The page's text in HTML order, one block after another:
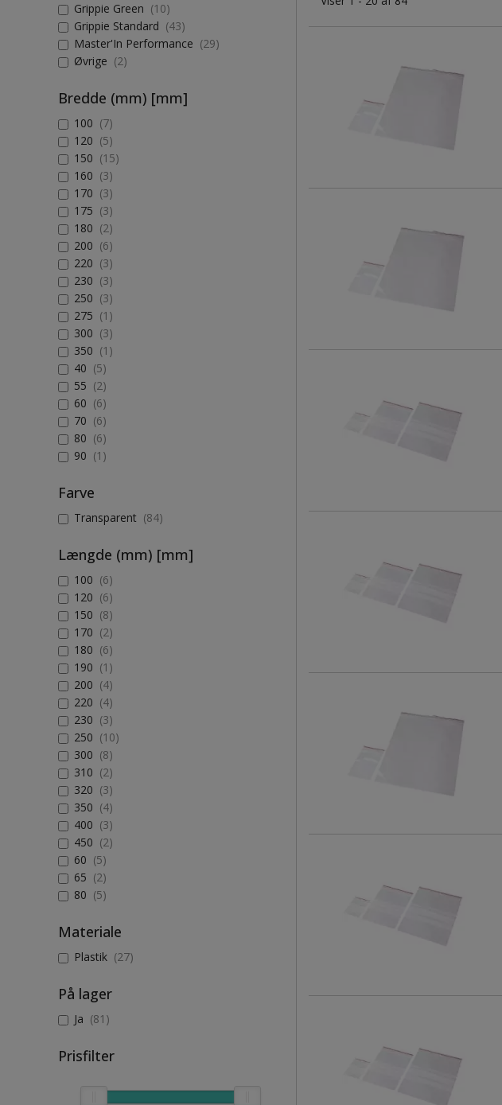
Grippie Green (10)
Grippie Standard (43)
Master'In Performance (29)
Øvrige (2)
Bredde (mm) [mm]
100 (7)
120 (5)
150 (15)
160 (3)
170 (3)
175 (3)
180 (2)
200 (6)
220 (3)
230 (3)
250 (3)
275 (1)
300 (3)
350 (1)
40 (5)
55 (2)
60 (6)
70 (6)
80 (6)
90 (1)
Farve
Transparent (84)
Længde (mm) [mm]
100 (6)
120 (6)
150 (8)
170 (2)
180 (6)
190 (1)
200 (4)
220 (4)
230 (3)
250 (10)
300 (8)
310 (2)
320 (3)
350 (4)
400 (3)
450 (2)
60 (5)
65 (2)
80 (5)
Materiale
Plastik (27)
På lager
Ja (81)
Prisfilter